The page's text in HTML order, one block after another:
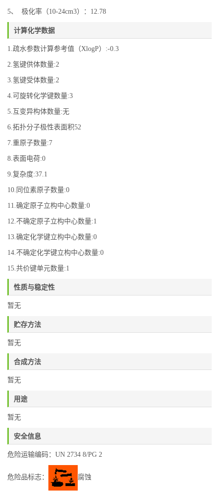
5、 极化率（10-24cm3）：12.78
计算化学数据
1.疏水参数计算参考值（XlogP）:-0.3
2.氢键供体数量:2
3.氢键受体数量:2
4.可旋转化学键数量:3
5.互变异构体数量:无
6.拓扑分子极性表面积52
7.重原子数量:7
8.表面电荷:0
9.复杂度:37.1
10.同位素原子数量:0
11.确定原子立构中心数量:0
12.不确定原子立构中心数量:1
13.确定化学键立构中心数量:0
14.不确定化学键立构中心数量:0
15.共价键单元数量:1
性质与稳定性
暂无
贮存方法
暂无
合成方法
暂无
用途
暂无
安全信息
危险运输编码：UN 2734 8/PG 2
危险品标志： 腐蚀